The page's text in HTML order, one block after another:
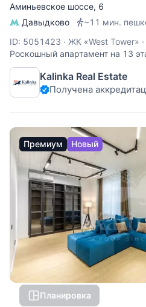
Аминьевское шоссе, 6
Давыдково
~11 мин.
ID: 5051423 · ЖК «West Tower» ·
Роскошный апартамент на 13
комплекса West Tower. Этот
личного проживания или сдачи
доходностью. Панорамные
Kalinka Real Estate
Получена
Премиум Новый
Планировка